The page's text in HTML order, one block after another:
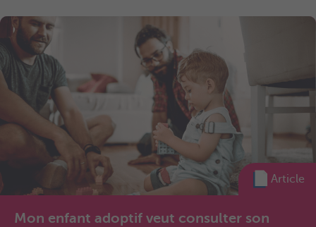
Article
Mon enfant adoptif veut consulter son